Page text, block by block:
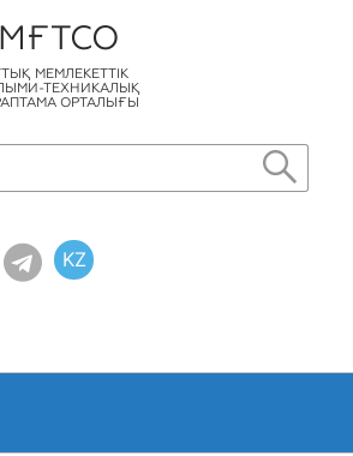
МЕМЛЕКЕТТІК
ТЕХНИКАЛЫҚ
ОРТАЛЫҒЫ
KZ